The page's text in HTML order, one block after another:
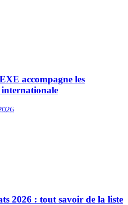
accompagne les
internationale
2026 : tout savoir de la liste